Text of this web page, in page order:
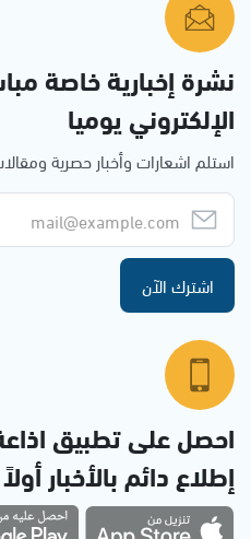
نشرة إخبارية خاصة
الإلكتروني يوميا
استلم اشعارات وأخبار حصرية
اشترك الآن
احصل على تطبيق
إطلاع دائم بالأخبار